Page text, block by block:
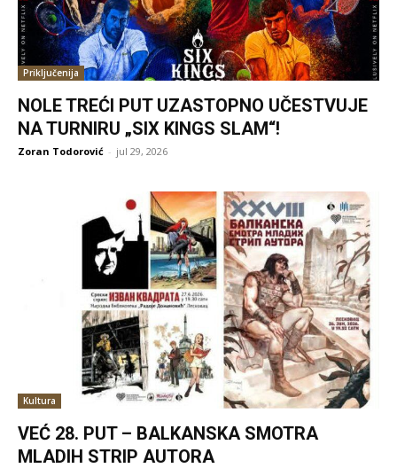
Priključenija
NOLE TREĆI PUT UZASTOPNO UČESTVUJE
NA TURNIRU „SIX KINGS SLAM“!
Zoran Todorović - jul 29, 2026
Kultura
VEĆ 28. PUT – BALKANSKA SMOTRA
MLADIH STRIP AUTORA